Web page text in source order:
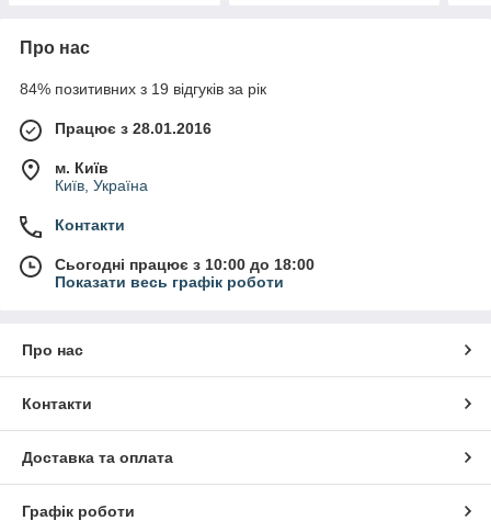
Про нас
84% позитивних з 19 відгуків за рік
Працює з 28.01.2016
м. Київ
Київ, Україна
Контакти
Сьогодні працює з 10:00 до 18:00
Показати весь графік роботи
Про нас
Контакти
Доставка та оплата
Графік роботи